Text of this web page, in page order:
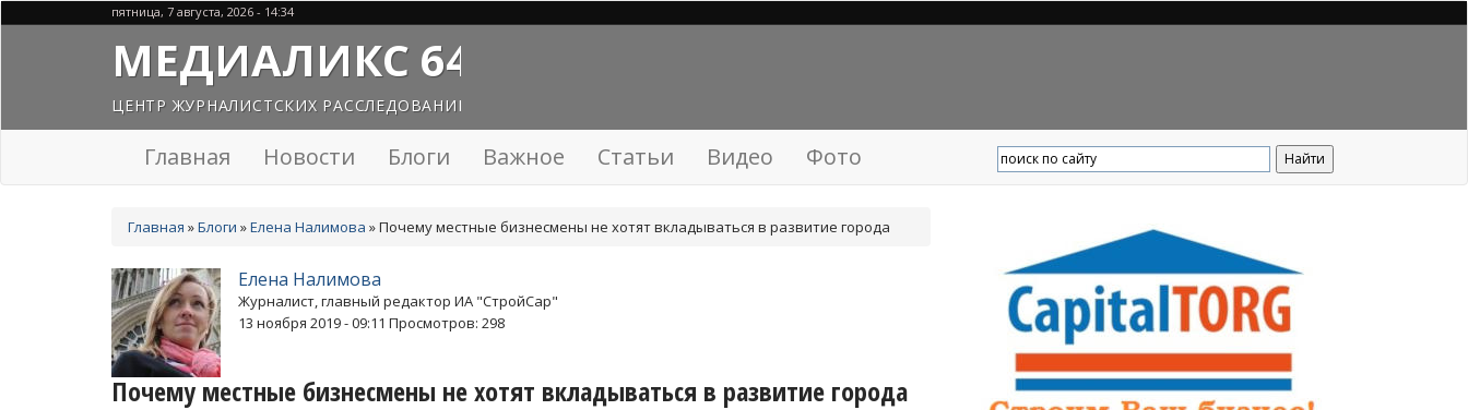
пятница, 7 августа, 2026 - 14:34
МЕДИАЛИКС 64
ЦЕНТР ЖУРНАЛИСТСКИХ РАССЛЕДОВАНИЙ
Главная Новости Блоги Важное Статьи Видео Фото
здесь
Главная »Блоги »Елена Налимова »Почему местные бизнесмены не хотят вкладываться в развитие города
Елена Налимова
Журналист, главный редактор ИА "СтройСар"
13 ноября 2019 - 09:11 Просмотров: 298
Почему местные бизнесмены не хотят вкладываться в развитие города